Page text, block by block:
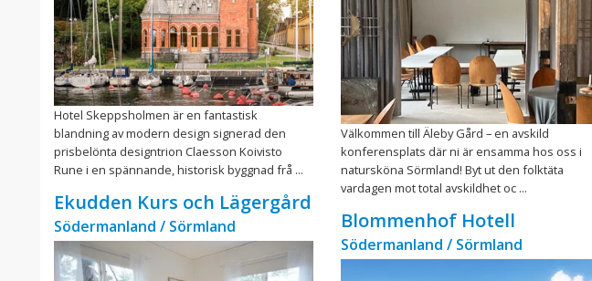
Hotel Skeppsholmen är en fantastisk
blandning av modern design signerad den
prisbelönta designtrion Claesson Koivisto
Rune i en spännande, historisk byggnad frå ...
Ekudden Kurs och Lägergård
Södermanland / Sörmland
Välkommen till Äleby Gård – en avskild
konferensplats där ni är ensamma hos oss i
natursköna Sörmland! Byt ut den folktäta
vardagen mot total avskildhet oc ...
Blommenhof Hotell
Södermanland / Sörmland